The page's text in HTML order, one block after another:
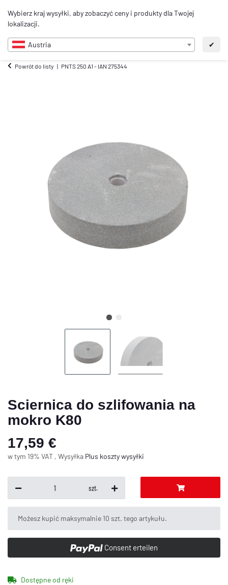
Wybierz kraj wysyłki, aby zobaczyć ceny i produkty dla Twojej
lokalizacji.
Austria ✔
PL
Powrót do listy PNTS 250 A1 - IAN 275344
Sciernica do szlifowania na
mokro K80
17,59 €
w tym 19% VAT , Wysyłka Plus koszty wysyłki
szt.
x
Możesz kupić maksymalnie 10 szt. tego artykułu.
Consent erteilen
Dostępne od ręki